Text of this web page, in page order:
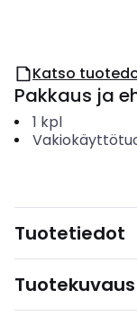
Katso
Pakkaus ja
1 kpl
Tuotetiedot
Tuotekuvaus